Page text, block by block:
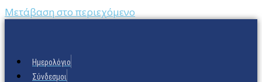
Μετάβαση στο περιεχόμενο
Ημερολόγιο
Σύνδεσμοι